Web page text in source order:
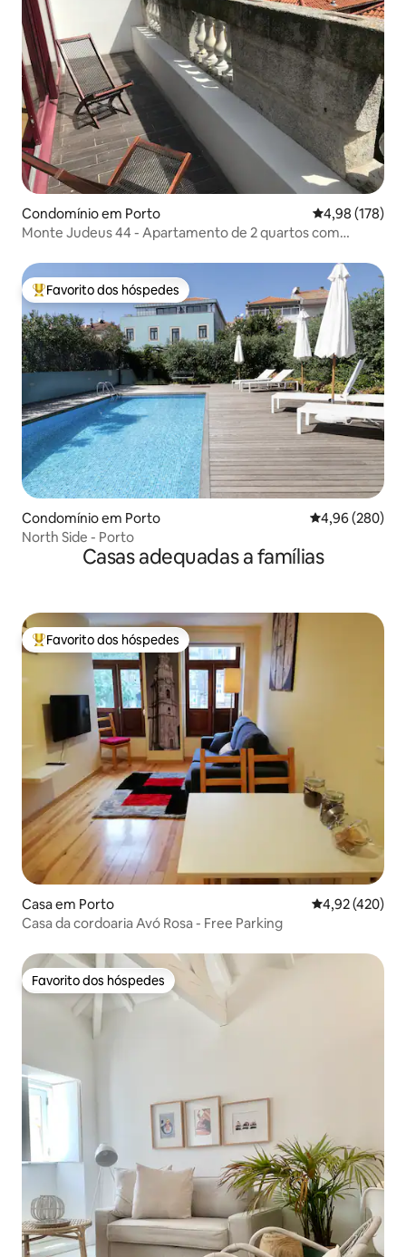
Condomínio em Porto Classificação
4,98 (178)
Monte Judeus 44 - Apartamento de 2 quartos com
Favoritos dos hóspedes mais apreciados
Favorito dos hóspedes
Condomínio em Porto Classificação
4,96 (280)
North Side - Porto
Casas adequadas a famílias
Favoritos dos hóspedes mais apreciados
Favorito dos hóspedes
Casa em Porto Classificação
4,92 (420)
Casa da cordoaria Avó Rosa - Free Parking
Favorito dos hóspedes
Favorito dos hóspedes